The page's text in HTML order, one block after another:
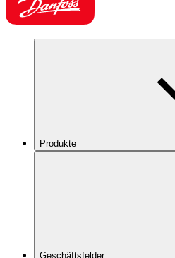
Produkte
Geschäftsfelder